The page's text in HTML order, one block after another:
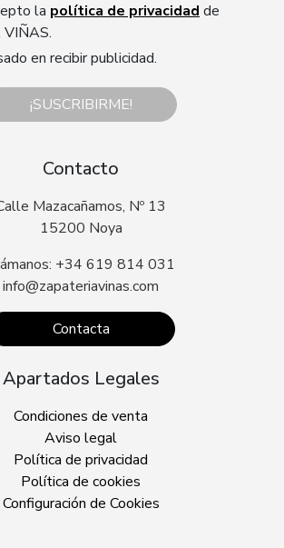
la política de privacidad de
en recibir publicidad.
¡SUSCRIBIRME!
Contacto
Mazacañamos, Nº 13
15200 Noya
+34 619 814 031
info@zapateriavinas.com
Contacta
Apartados Legales
Condiciones de venta
Aviso legal
Política de privacidad
Política de cookies
Configuración de Cookies